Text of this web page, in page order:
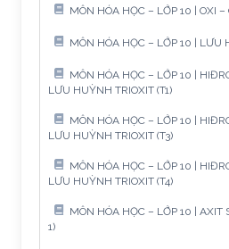
MÔN HÓA HỌC – LỚP 10 | OXI –
MÔN HÓA HỌC – LỚP 10 | LƯU
MÔN HÓA HỌC – LỚP 10 |
LƯU HUỲNH TRIOXIT (T1)
MÔN HÓA HỌC – LỚP 10 |
LƯU HUỲNH TRIOXIT (T3)
MÔN HÓA HỌC – LỚP 10 |
LƯU HUỲNH TRIOXIT (T4)
MÔN HÓA HỌC – LỚP 10 | AXIT
1)